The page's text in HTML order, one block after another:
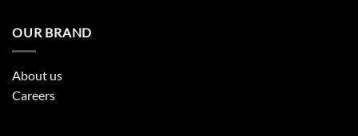
OUR BRAND
About us
Careers